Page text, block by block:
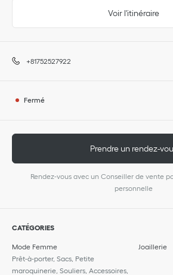
Voir l'itinéraire
+81752527922
Fermé
Prendre un rendez-
Rendez-vous avec un Conseiller de vente
personnelle
CATÉGORIES
Mode Femme
Prêt-à-porter, Sacs, Petite
maroquinerie, Souliers, Accessoires,
Joaillerie